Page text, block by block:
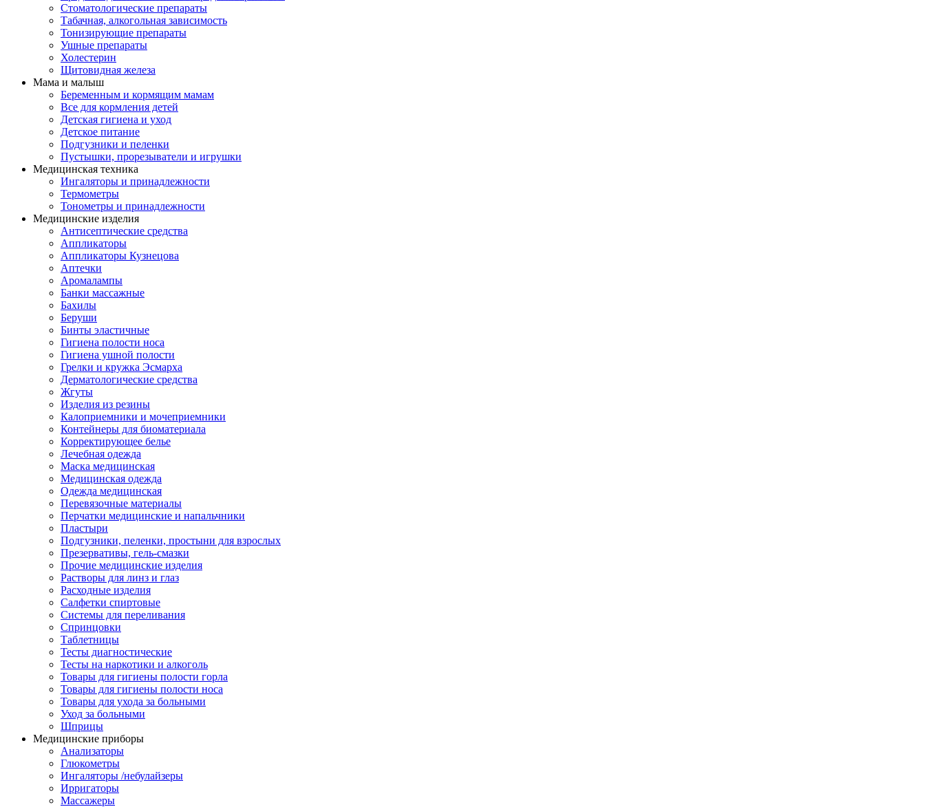
Стоматологические препараты
Табачная, алкогольная зависимость
Тонизирующие препараты
Ушные препараты
Холестерин
Щитовидная железа
Мама и малыш
Беременным и кормящим мамам
Все для кормления детей
Детская гигиена и уход
Детское питание
Подгузники и пеленки
Пустышки, прорезыватели и игрушки
Медицинская техника
Ингаляторы и принадлежности
Термометры
Тонометры и принадлежности
Медицинские изделия
Антисептические средства
Аппликаторы
Аппликаторы Кузнецова
Аптечки
Аромалампы
Банки массажные
Бахилы
Беруши
Бинты эластичные
Гигиена полости носа
Гигиена ушной полости
Грелки и кружка Эсмарха
Дерматологические средства
Жгуты
Изделия из резины
Калоприемники и мочеприемники
Контейнеры для биоматериала
Корректирующее белье
Лечебная одежда
Маска медицинская
Медицинская одежда
Одежда медицинская
Перевязочные материалы
Перчатки медицинские и напальчники
Пластыри
Подгузники, пеленки, простыни для взрослых
Презервативы, гель-смазки
Прочие медицинские изделия
Растворы для линз и глаз
Расходные изделия
Салфетки спиртовые
Системы для переливания
Спринцовки
Таблетницы
Тесты диагностические
Тесты на наркотики и алкоголь
Товары для гигиены полости горла
Товары для гигиены полости носа
Товары для ухода за больными
Уход за больными
Шприцы
Медицинские приборы
Анализаторы
Глюкометры
Ингаляторы /небулайзеры
Ирригаторы
Массажеры